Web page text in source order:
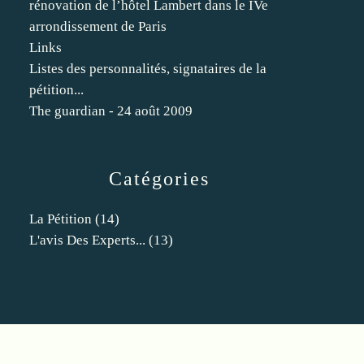
Catégories
La Pétition (14)
L'avis Des Experts... (13)
rénovation de l’hôtel Lambert dans le IVe
arrondissement de Paris
Links
Listes des personnalités, signataires de la
pétition...
The guardian - 24 août 2009